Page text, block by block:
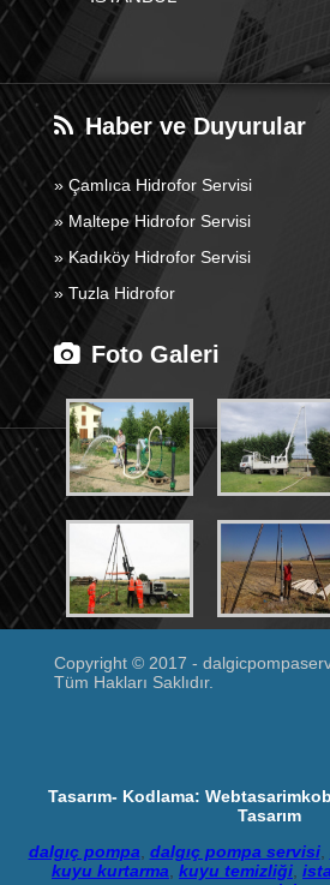
Haber ve Duyurular
» Çamlıca Hidrofor Servisi
» Maltepe Hidrofor Servisi
» Kadıköy Hidrofor Servisi
» Tuzla Hidrofor
Foto Galeri
Copyright © 2017 -
Tüm Hakları Saklıdır.
Tasarım- Kodlama:
Tasarım
dalgıç pompa dalgıç pompa servisi,
kuyu kurtarma kuyu temizliği